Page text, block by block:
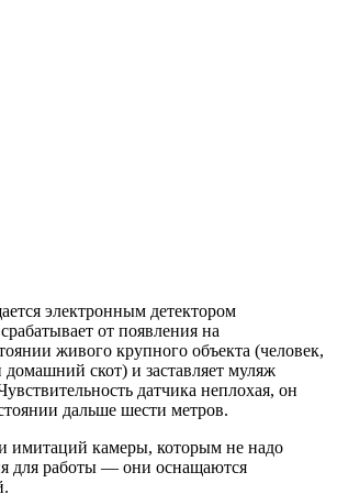
электронным детектором
от появления на
живого крупного объекта (человек,
домашний скот) и заставляет муляж
датчика неплохая, он
дальше шести метров.
имитаций камеры, которым не надо
для работы — они оснащаются